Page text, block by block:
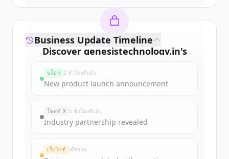
Discover genesistechnology.in's
Sign up for free to view allfunding
New accounts include trial credits to
get started.
Create Free Account
Business Update Timeline
บล็อก 2 ชั่วโมงที่แล้ว
New product launch announcement
โพสต์ X 5 ชั่วโมงที่แล้ว
Industry partnership revealed
เว็บไซต์ เมื่อวาน